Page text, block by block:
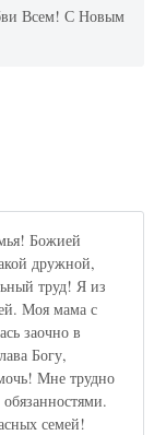
Всем! С Новым
Божией
дружной,
труд! Я из
Моя мама с
заочно в
Богу,
Мне трудно
семей!